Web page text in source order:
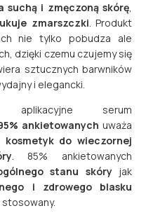
suchą i zmęczoną skórę,
zmarszczki. Produkt
nie tylko pobudza ale
dzięki czemu czujemy się
sztucznych barwników
i elegancki.
aplikacyjne serum
ankietowanych uważa
kosmetyk do wieczornej
. 85% ankietowanych
stanu skóryjak
i zdrowego blasku